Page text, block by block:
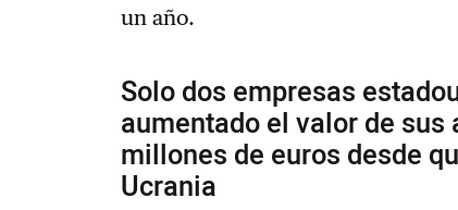
un año.
Solo dos empresas
aumentado el valor de sus
millones de euros desde
Ucrania